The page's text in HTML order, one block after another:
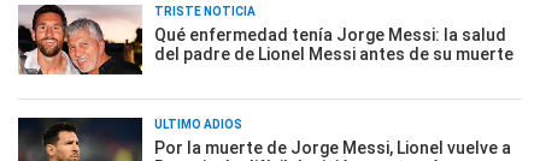
TRISTE NOTICIA
Qué enfermedad tenía Jorge Messi: la salud
del padre de Lionel Messi antes de su muerte
ÚLTIMO ADIÓS
Por la muerte de Jorge Messi, Lionel vuelve a